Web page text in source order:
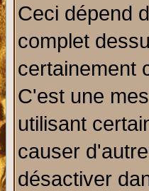
Ceci dépend
complet
certainement
C'est une
utilisant
causer
désactiver